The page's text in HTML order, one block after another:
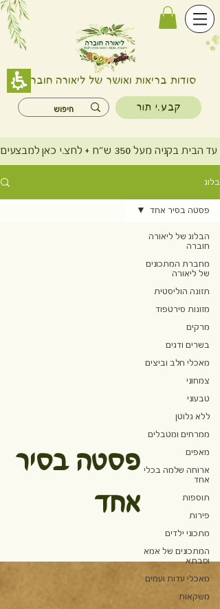
סודות בריאות ואושר של ליאורה חוברה
קבע.י תור
ש"ח + לחצ.י כאן למבצעים
בלוג
הבלוג של ליאורה
חוברה
מחברת המתכונים
של ליאורה
תזונה הוליסטית
מזונות סירטפוד
מרקים
בשרים ודגים
מאכלי חלב וביצים
צמחוני
טבעוני
ללא גלוטן
ממרחים ומטבלים
מאפים
ארוחה שלמה בכלי
אחד
תוספות
פירות
מתכוני ילדים
המתכונים של אמא
וסבתא
מאכלי עדות ועמים
משקאות
פסטה בסיר אחד
פסטה בסיר
אחד